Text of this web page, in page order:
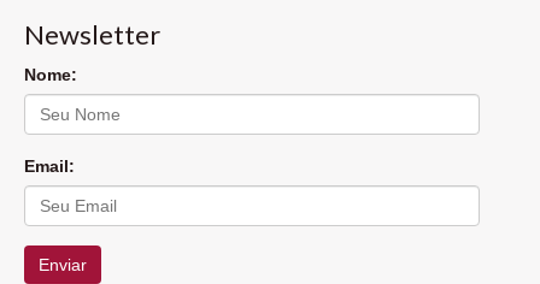
Newsletter
Nome:
Email:
Enviar